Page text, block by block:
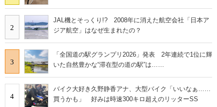
2
JAL機とそっくり!? 2008年に消えた航空会社「日本ア
ジア航空」はなぜ生まれたの？
3
「全国道の駅グランプリ2026」発表 2年連続で1位に輝
いた自然豊かな“滞在型の道の駅”は……
4
バイク大好き久野静香アナ、大型バイク「いいなぁ……
買うかも」 好みは時速300キロ超えのリッターSS